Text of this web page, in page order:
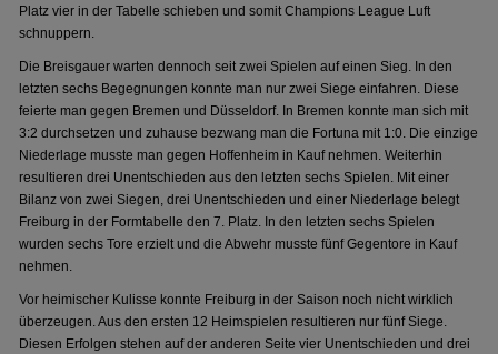
Platz vier in der Tabelle schieben und somit Champions League Luft
schnuppern.
Die Breisgauer warten dennoch seit zwei Spielen auf einen Sieg. In den
letzten sechs Begegnungen konnte man nur zwei Siege einfahren. Diese
feierte man gegen Bremen und Düsseldorf. In Bremen konnte man sich mit
3:2 durchsetzen und zuhause bezwang man die Fortuna mit 1:0. Die einzige
Niederlage musste man gegen Hoffenheim in Kauf nehmen. Weiterhin
resultieren drei Unentschieden aus den letzten sechs Spielen. Mit einer
Bilanz von zwei Siegen, drei Unentschieden und einer Niederlage belegt
Freiburg in der Formtabelle den 7. Platz. In den letzten sechs Spielen
wurden sechs Tore erzielt und die Abwehr musste fünf Gegentore in Kauf
nehmen.
Vor heimischer Kulisse konnte Freiburg in der Saison noch nicht wirklich
überzeugen. Aus den ersten 12 Heimspielen resultieren nur fünf Siege.
Diesen Erfolgen stehen auf der anderen Seite vier Unentschieden und drei